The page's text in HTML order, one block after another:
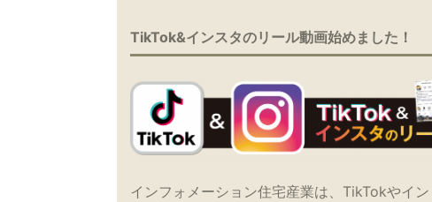
TikTok&インスタのリール動画始めました！
インフォメーション住宅産業は、TikTokやイン